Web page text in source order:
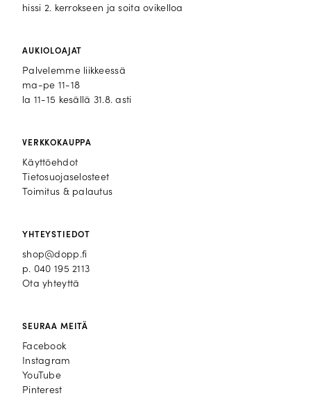
hissi 2. kerrokseen ja soita ovikelloa
AUKIOLOAJAT
Palvelemme liikkeessä
ma-pe 11-18
la 11-15 kesällä 31.8. asti
VERKKOKAUPPA
Käyttöehdot
Tietosuojaselosteet
Toimitus & palautus
YHTEYSTIEDOT
shop@dopp.fi
p. 040 195 2113
Ota yhteyttä
SEURAA MEITÄ
Facebook
Facebook
Instagram
Instagram
YouTube
YouTube
Pinterest
Pinterest